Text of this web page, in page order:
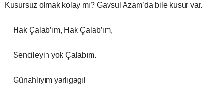
Kusursuz olmak kolay mı? Gavsul Azam’da bile kusur var.
Hak Çalab’ım, Hak Çalab’ım,
Sencileyin yok Çalabım.
Günahlıyım yarlıgagıl